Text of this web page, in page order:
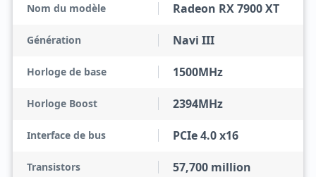
Nom du modèle Radeon RX 7900 XT
Génération Navi III
Horloge de base 1500MHz
Horloge Boost 2394MHz
Interface de bus PCIe 4.0 x16
Transistors 57,700 million